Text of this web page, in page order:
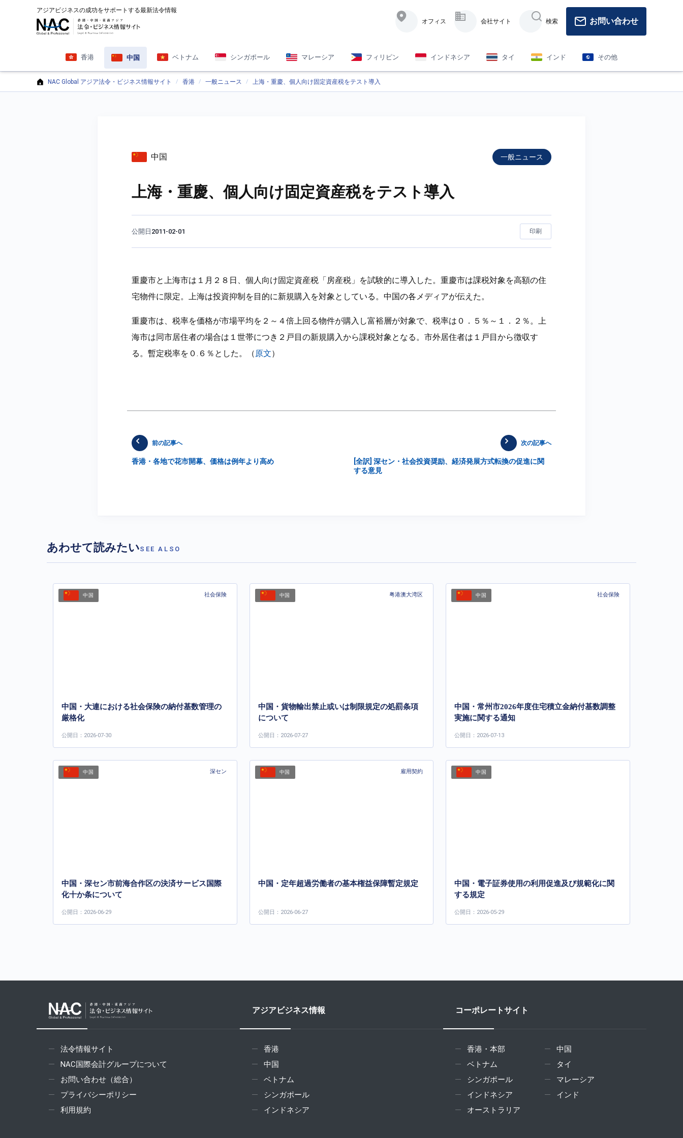
アジアビジネスの成功をサポートする最新法令情報
オフィス
会社サイト 検索 お問い合わせ
香港 中国 ベトナム シンガポール マレーシア フィリピン インドネシア タイ インド その他
NAC Global アジア法令・ビジネス情報サイト 香港 一般ニュース 上海・重慶、個人向け固定資産税をテスト導入
中国 一般ニュース
上海・重慶、個人向け固定資産税をテスト導入
公開日 2011-02-01 印刷
重慶市と上海市は１月２８日、個人向け固定資産税「房産税」を試験的に導入した。重慶市は課税対象を高額の住
宅物件に限定。上海は投資抑制を目的に新規購入を対象としている。中国の各メディアが伝えた。
重慶市は、税率を価格が市場平均を２～４倍上回る物件が購入し富裕層が対象で、税率は０．５％～１．２％。上
海市は同市居住者の場合は１世帯につき２戸目の新規購入から課税対象となる。市外居住者は１戸目から徴収す
る。暫定税率を０.６％とした。（原文）
次の記事へ
[全訳] 深セン・社会投資奨励、経済発展方式転換の促進に関
する意見
前の記事へ
香港・各地で花市開幕、価格は例年より高め
あわせて読みたいSEE ALSO
中国 社会保険
中国・大連における社会保険の納付基数管理の
厳格化
公開日：2026-07-30
中国 粤港澳大湾区
中国・貨物輸出禁止或いは制限規定の処罰条項
について
公開日：2026-07-27
中国 社会保険
中国・常州市2026年度住宅積立金納付基数調整
実施に関する通知
公開日：2026-07-13
中国 深セン
中国・深セン市前海合作区の決済サービス国際
化十か条について
公開日：2026-06-29
中国 雇用契約
中国・定年超過労働者の基本権益保障暫定規定
公開日：2026-06-27
中国
中国・電子証券使用の利用促進及び規範化に関
する規定
公開日：2026-05-29
法令情報サイト
NAC国際会計グループについて
お問い合わせ（総合）
プライバシーポリシー
利用規約
アジアビジネス情報
香港
中国
ベトナム
シンガポール
インドネシア
コーポレートサイト
香港・本部
中国
ベトナム
タイ
シンガポール
マレーシア
インドネシア
インド
オーストラリア